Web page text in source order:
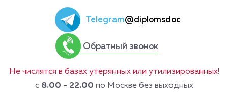
Telegram@diplomsdoc
Обратный звонок
Не числятся в базах утерянных или утилизированных!
с 8.00 - 22.00 по Москве без выходных